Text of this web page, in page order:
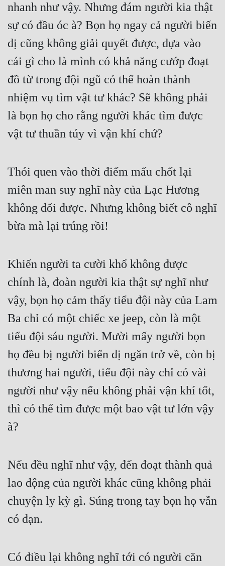
Hệ Thống
Học Đường
Khoa Huyễn Không Gian
Kinh Dị
Kiếm Hiệp
Kỳ Huyễn
Linh Dị
Làm Giàu
Lịch Sử
Ngôn Tình
Ngược
Nữ Cường
Nữ Phụ
Phong Thủy - Tâm Linh
Phương Tây
Phản Phái
Sủng
Tiên Hiệp
nhanh như vậy. Nhưng đám người kia thật
sự có đầu óc à? Bọn họ ngay cả người biến
dị cũng không giải quyết được, dựa vào
cái gì cho là mình có khả năng cướp đoạt
đồ từ trong đội ngũ có thể hoàn thành
nhiệm vụ tìm vật tư khác? Sẽ không phải
là bọn họ cho rằng người khác tìm được
vật tư thuần túy vì vận khí chứ?
Thói quen vào thời điểm mấu chốt lại
miên man suy nghĩ này của Lạc Hương
không đổi được. Nhưng không biết cô nghĩ
bừa mà lại trúng rồi!
Khiến người ta cười khổ không được
chính là, đoàn người kia thật sự nghĩ như
vậy, bọn họ cảm thấy tiểu đội này của Lam
Ba chỉ có một chiếc xe jeep, còn là một
tiểu đội sáu người. Mười mấy người bọn
họ đều bị người biến dị ngăn trở về, còn bị
thương hai người, tiểu đội này chỉ có vài
người như vậy nếu không phải vận khí tốt,
thì có thể tìm được một bao vật tư lớn vậy
à?
Nếu đều nghĩ như vậy, đến đoạt thành quả
lao động của người khác cũng không phải
chuyện ly kỳ gì. Súng trong tay bọn họ vẫn
có đạn.
Có điều lại không nghĩ tới có người căn